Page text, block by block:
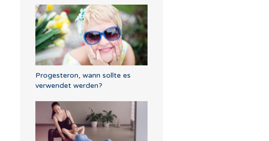
Progesteron, wann sollte es
verwendet werden?